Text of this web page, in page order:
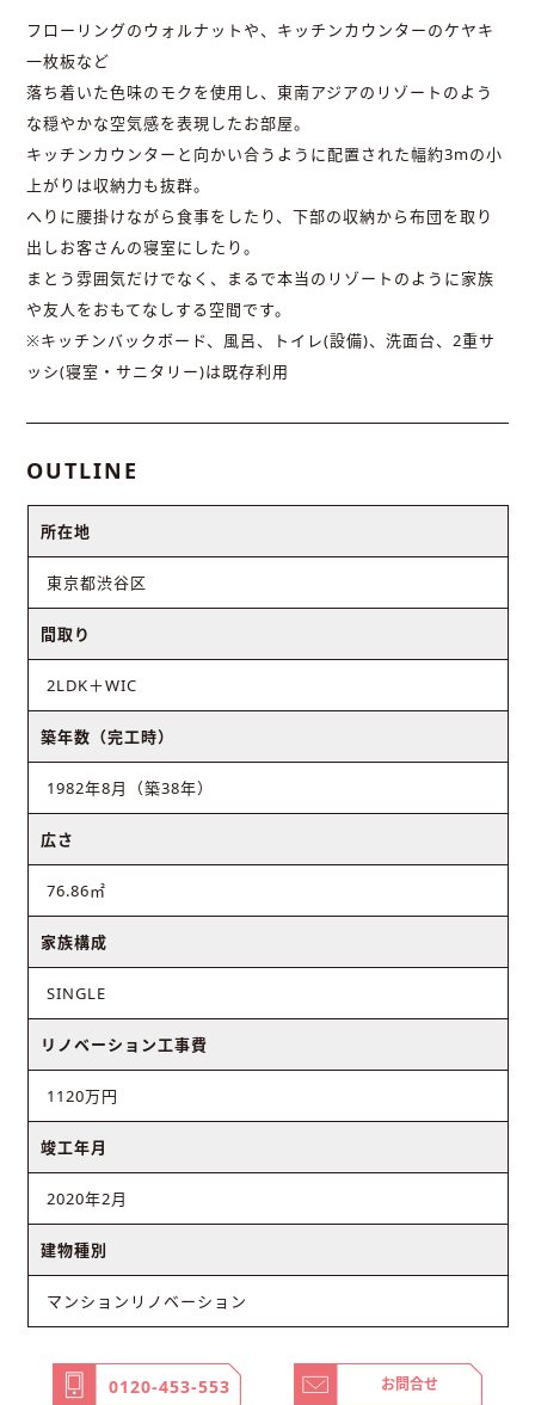
フローリングのウォルナットや、キッチンカウンターのケヤキ
一枚板など
落ち着いた色味のモクを使用し、東南アジアのリゾートのよう
な穏やかな空気感を表現したお部屋。
キッチンカウンターと向かい合うように配置された幅約3mの小
上がりは収納力も抜群。
へりに腰掛けながら食事をしたり、下部の収納から布団を取り
出しお客さんの寝室にしたり。
まとう雰囲気だけでなく、まるで本当のリゾートのように家族
や友人をおもてなしする空間です。
※キッチンバックボード、風呂、トイレ(設備)、洗面台、2重サ
ッシ(寝室・サニタリー)は既存利用
OUTLINE
所在地
東京都渋谷区
間取り
2LDK＋WIC
築年数（完工時）
1982年8月（築38年）
広さ
76.86㎡
家族構成
SINGLE
リノベーション工事費
1120万円
竣工年月
2020年2月
建物種別
マンションリノベーション
0120-453-553 お問合せ